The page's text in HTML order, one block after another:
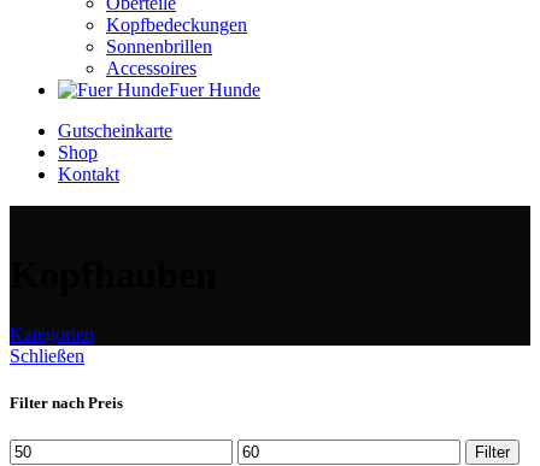
Kopfbedeckungen
Sonnenbrillen
Accessoires
Fuer Hunde
Gutscheinkarte
Shop
Kontakt
Kategorien
Schließen
Filter nach Preis
Min.
Max.
Filter